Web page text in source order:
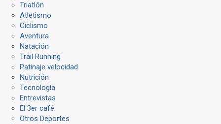
Triatlón
Atletismo
Ciclismo
Aventura
Natación
Trail Running
Patinaje velocidad
Nutrición
Tecnología
Entrevistas
El 3er café
Otros Deportes